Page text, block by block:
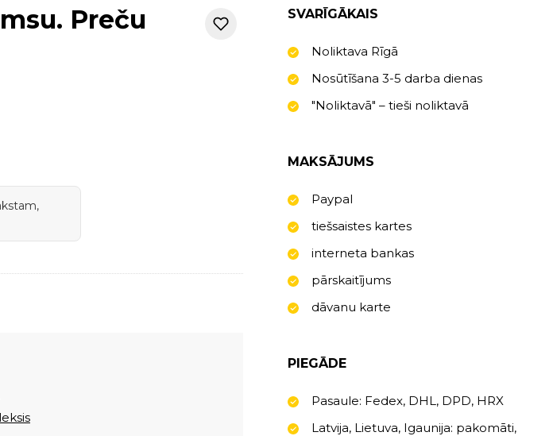
Preču
SVARĪGĀKAIS
Noliktava Rīgā
Nosūtīšana 3-5 darba dienas
"Noliktavā" – tieši noliktavā
MAKSĀJUMS
Paypal
tiešsaistes kartes
interneta bankas
pārskaitījums
dāvanu karte
PIEGĀDE
Pasaule: Fedex, DHL, DPD, HRX
Latvija, Lietuva, Igaunija: pakomāti,